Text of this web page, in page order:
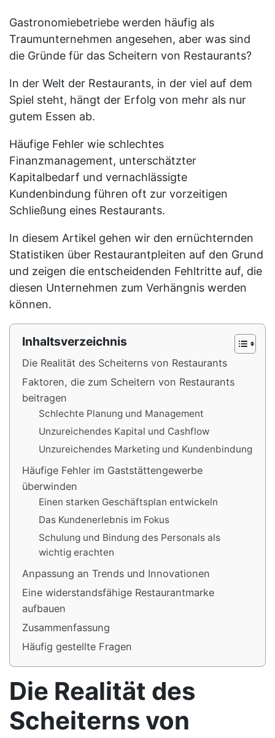
Gastronomiebetriebe werden häufig als
Traumunternehmen angesehen, aber was sind
die Gründe für das Scheitern von Restaurants?
In der Welt der Restaurants, in der viel auf dem
Spiel steht, hängt der Erfolg von mehr als nur
gutem Essen ab.
Häufige Fehler wie schlechtes
Finanzmanagement, unterschätzter
Kapitalbedarf und vernachlässigte
Kundenbindung führen oft zur vorzeitigen
Schließung eines Restaurants.
In diesem Artikel gehen wir den ernüchternden
Statistiken über Restaurantpleiten auf den Grund
und zeigen die entscheidenden Fehltritte auf, die
diesen Unternehmen zum Verhängnis werden
können.
Inhaltsverzeichnis
Die Realität des Scheiterns von Restaurants
Faktoren, die zum Scheitern von Restaurants
beitragen
Schlechte Planung und Management
Unzureichendes Kapital und Cashflow
Unzureichendes Marketing und Kundenbindung
Häufige Fehler im Gaststättengewerbe
überwinden
Einen starken Geschäftsplan entwickeln
Das Kundenerlebnis im Fokus
Schulung und Bindung des Personals als
wichtig erachten
Anpassung an Trends und Innovationen
Eine widerstandsfähige Restaurantmarke
aufbauen
Zusammenfassung
Häufig gestellte Fragen
Die Realität des
Scheiterns von